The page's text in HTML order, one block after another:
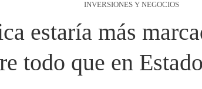
INVERSIONES Y NEGOCIOS
estaría más
todo que en